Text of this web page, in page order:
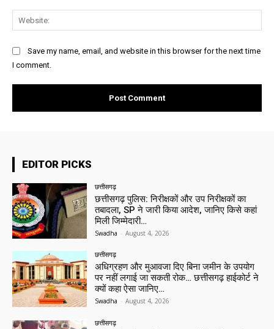
Save my name, email, and website in this browser for the next time
I comment.
EDITOR PICKS
छत्तीसगढ़
छत्तीसगढ़ पुलिस: निरीक्षकों और उप निरीक्षकों का
तबादला, SP ने जारी किया आदेश, जानिए किसे कहां
मिली जिम्मेदारी…
Swadha - August 4, 2026
छत्तीसगढ़
अधिग्रहण और मुआवजा दिए बिना जमीन के उपयोग
पर नहीं लगाई जा सकती रोक… छत्तीसगढ़ हाईकोर्ट ने
क्यों कहा ऐसा जानिए…
Swadha - August 4, 2026
छत्तीसगढ़